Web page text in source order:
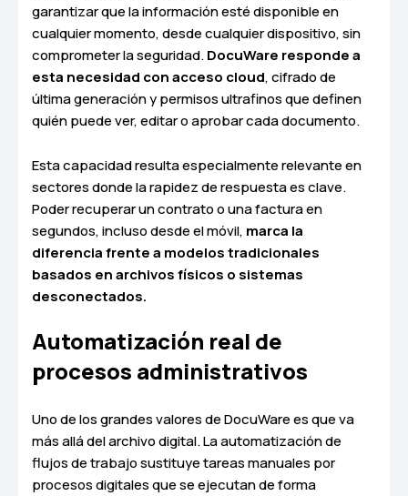
garantizar que la información esté disponible en
cualquier momento, desde cualquier dispositivo, sin
comprometer la seguridad.DocuWare responde a
esta necesidad con acceso cloud, cifrado de
última generación y permisos ultrafinos que definen
quién puede ver, editar o aprobar cada documento.
Esta capacidad resulta especialmente relevante en
sectores donde la rapidez de respuesta es clave.
Poder recuperar un contrato o una factura en
segundos, incluso desde el móvil, marca la
diferencia frente a modelos tradicionales
basados en archivos físicos o sistemas
desconectados.
Automatización real de
procesos administrativos
Uno de los grandes valores de DocuWare es que va
más allá del archivo digital. La automatización de
flujos de trabajo sustituye tareas manuales por
procesos digitales que se ejecutan de forma